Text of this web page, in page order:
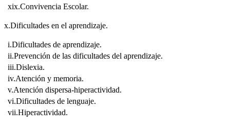
xix.Convivencia Escolar.
x.Dificultades en el aprendizaje.
i.Dificultades de aprendizaje.
ii.Prevención de las dificultades del aprendizaje.
iii.Dislexia.
iv.Atención y memoria.
v.Atención dispersa-hiperactividad.
vi.Dificultades de lenguaje.
vii.Hiperactividad.